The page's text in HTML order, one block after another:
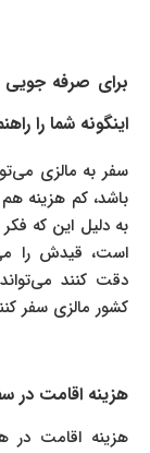
برای صرفه جویی
اینگونه شما را
سفر به مالزی
باشد، کم هزینه
به دلیل این که
است، قیدش را
دقت کنند
کشور مالزی سفر
هزینه اقامت در
هزینه اقامت در